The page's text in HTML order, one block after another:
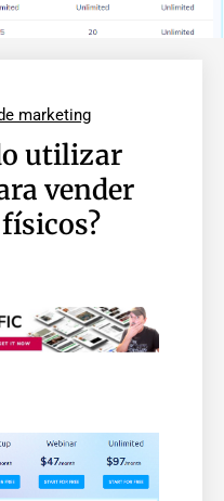
marketing
utilizar
vender